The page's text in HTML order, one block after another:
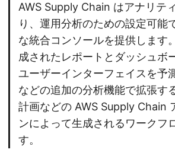
AWS Supply Chain はアナリテ
り、運用分析のための設定可能
な統合コンソールを提供します
成されたレポートとダッシュボ
ユーザーインターフェイスを予
などの追加の分析機能で拡張す
計画などの AWS Supply Chain
ンによって生成されるワークフ
す。